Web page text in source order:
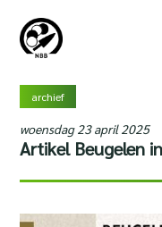
archief
woensdag 23 april 2025
Artikel Beugelen